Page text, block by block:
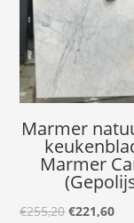
Marmer
Marmer
€255,20 €221,60